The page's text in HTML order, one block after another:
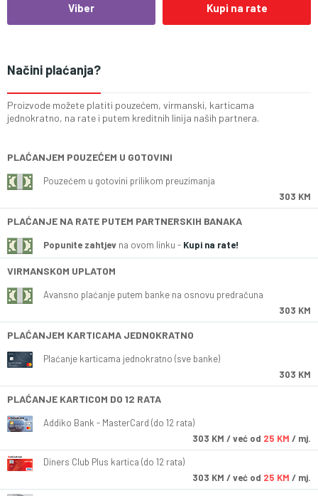
Viber Kupi na rate
Načini plaćanja?
Proizvode možete platiti pouzećem, virmanski, karticama
jednokratno, na rate i putem kreditnih linija naših partnera.
PLAĆANJEM POUZEĆEM U GOTOVINI
Pouzećem u gotovini prilikom preuzimanja
303 KM
PLAĆANJE NA RATE PUTEM PARTNERSKIH BANAKA
Popunite zahtjev na ovom linku - Kupi na rate!
VIRMANSKOM UPLATOM
Avansno plaćanje putem banke na osnovu predračuna
303 KM
PLAĆANJEM KARTICAMA JEDNOKRATNO
Plaćanje karticama jednokratno (sve banke)
303 KM
PLAĆANJE KARTICOM DO 12 RATA
Addiko Bank - MasterCard (do 12 rata)
303 KM / već od 25 KM / mj.
Diners Club Plus kartica (do 12 rata)
303 KM / već od 25 KM / mj.